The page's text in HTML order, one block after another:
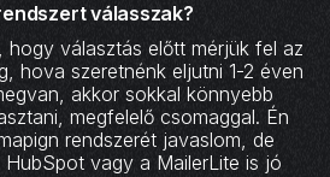
válasszak?
hogy választás előtt mérjük fel az
hova szeretnénk eljutni 1-2 éven
akkor sokkal könnyebb
megfelelő csomaggal. Én
rendszerét javaslom, de
vagy a MailerLite is jó